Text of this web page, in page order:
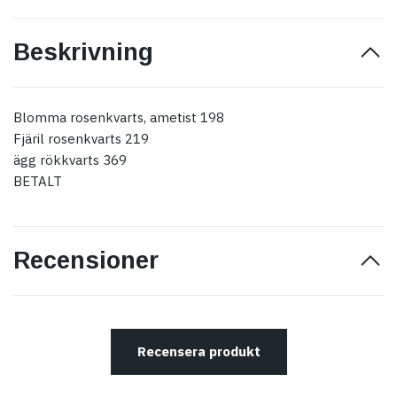
Beskrivning
Blomma rosenkvarts, ametist 198
Fjäril rosenkvarts 219
ägg rökkvarts 369
BETALT
Recensioner
Recensera produkt